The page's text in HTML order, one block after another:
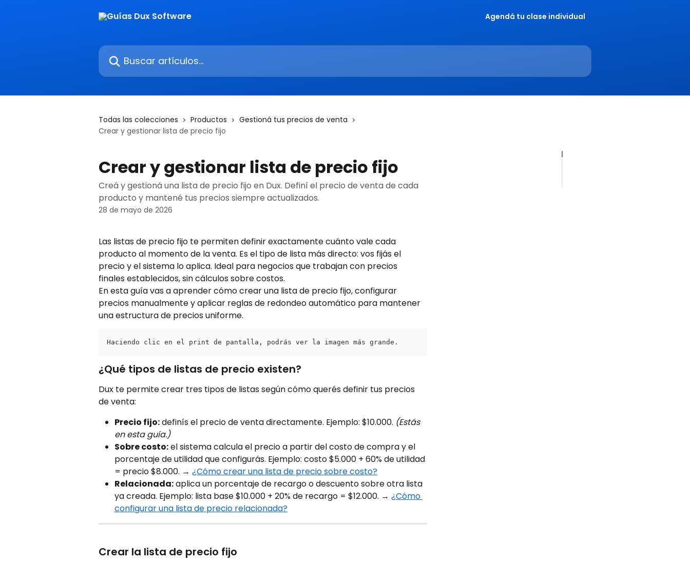
Agendá tu clase individual
Buscar artículos...
Todas las colecciones Productos
Gestioná tus precios de venta
Crear y gestionar lista de precio fijo
Crear y gestionar lista de precio fijo
Creá y gestioná una lista de precio fijo en Dux. Definí el precio de venta de cada
producto y mantené tus precios siempre actualizados.
28 de mayo de 2026
Las listas de precio fijo te permiten definir exactamente cuánto vale cada
producto al momento de la venta. Es el tipo de lista más directo: vos fijás el
precio y el sistema lo aplica. Ideal para negocios que trabajan con precios
finales establecidos, sin cálculos sobre costos.
En esta guía vas a aprender cómo crear una lista de precio fijo, configurar
precios manualmente y aplicar reglas de redondeo automático para mantener
una estructura de precios uniforme.
Haciendo clic en el print de pantalla, podrás ver la imagen más grande.
¿Qué tipos de listas de precio existen?
Dux te permite crear tres tipos de listas según cómo querés definir tus precios
de venta:
Precio fijo: definís el precio de venta directamente. Ejemplo: $10.000. (Estás
en esta guía.)
Sobre costo: el sistema calcula el precio a partir del costo de compra y el
porcentaje de utilidad que configurás. Ejemplo: costo $5.000 + 60% de utilidad
= precio $8.000. → ¿Cómo crear una lista de precio sobre costo?
Relacionada: aplica un porcentaje de recargo o descuento sobre otra lista
ya creada. Ejemplo: lista base $10.000 + 20% de recargo = $12.000. → ¿Cómo
configurar una lista de precio relacionada?
Crear la lista de precio fijo